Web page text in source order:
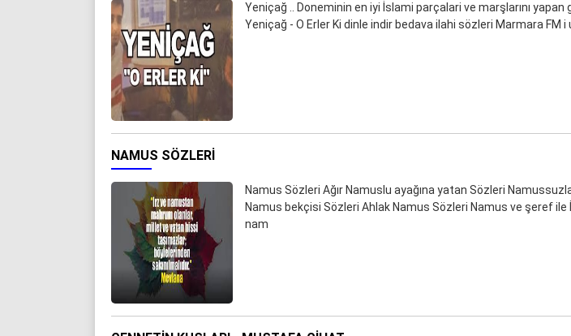
Yeniçağ .. Doneminin en iyi İslami parçalari ve marşlarını yapan
Yeniçağ - O Erler Ki dinle indir bedava ilahi sözleri Marmara FM
NAMUS SÖZLERI
Namus Sözleri Ağır Namuslu ayağına yatan Sözleri
Namus bekçisi Sözleri Ahlak Namus Sözleri Namus ve şeref ile
nam